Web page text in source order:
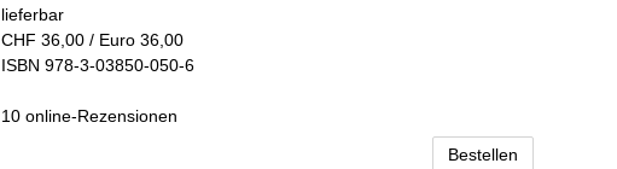
lieferbar
CHF 36,00 / Euro 36,00
ISBN 978-3-03850-050-6
10 online-Rezensionen
Bestellen